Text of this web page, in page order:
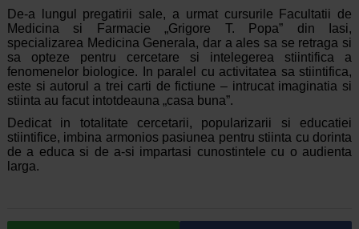
De-a lungul pregatirii sale, a urmat cursurile Facultatii de
Medicina si Farmacie „Grigore T. Popa” din Iasi,
specializarea Medicina Generala, dar a ales sa se retraga si
sa opteze pentru cercetare si intelegerea stiintifica a
fenomenelor biologice. In paralel cu activitatea sa stiintifica,
este si autorul a trei carti de fictiune – intrucat imaginatia si
stiinta au facut intotdeauna „casa buna”.
Dedicat in totalitate cercetarii, popularizarii si educatiei
stiintifice, imbina armonios pasiunea pentru stiinta cu dorinta
de a educa si de a-si impartasi cunostintele cu o audienta
larga.